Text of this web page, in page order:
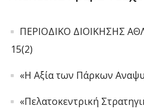
ΠΕΡΙΟΔΙΚΟ ΔΙΟΙΚΗΣΗΣ
15(2)
«Η Αξία των Πάρκων
«Πελατοκεντρική